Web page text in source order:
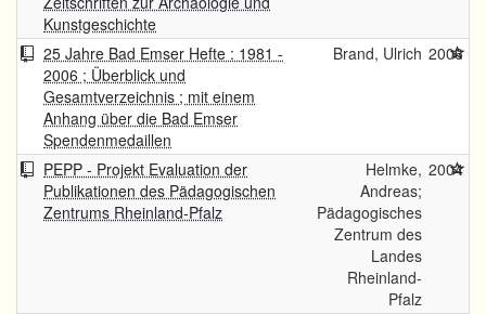
Kunstgeschichte
25 Jahre Bad Emser Hefte : 1981 -
2006 ; Überblick und
Gesamtverzeichnis ; mit einem
Anhang über die Bad Emser
Spendenmedaillen
Brand, Ulrich 2006
PEPP - Projekt Evaluation der
Publikationen des Pädagogischen
Zentrums Rheinland-Pfalz
Helmke,
Andreas;
Pädagogisches
Zentrum des
Landes
Rheinland-
Pfalz
2004